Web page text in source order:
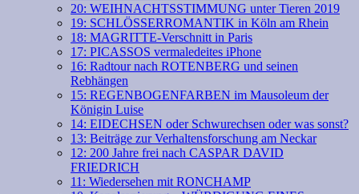
20: WEIHNACHTSSTIMMUNG unter Tieren 2019
19: SCHLÖSSERROMANTIK in Köln am Rhein
18: MAGRITTE-Verschnitt in Paris
17: PICASSOS vermaledeites iPhone
16: Radtour nach ROTENBERG und seinen
Rebhängen
15: REGENBOGENFARBEN im Mausoleum der
Königin Luise
14: EIDECHSEN oder Schwurechsen oder was sonst?
13: Beiträge zur Verhaltensforschung am Neckar
12: 200 Jahre frei nach CASPAR DAVID
FRIEDRICH
11: Wiedersehen mit RONCHAMP